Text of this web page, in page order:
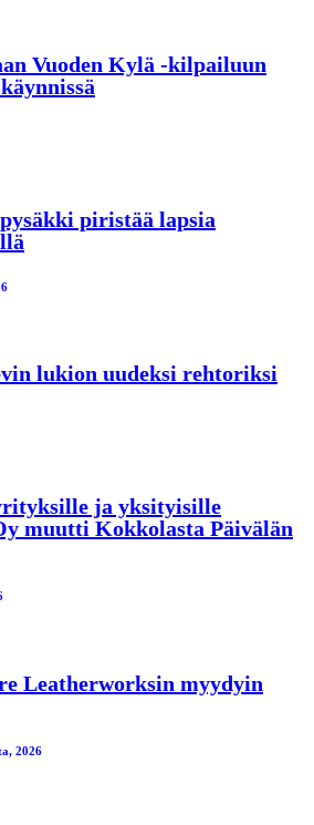
Vuoden Kylä -kilpailuun
piristää lapsia
lukion uudeksi rehtoriksi
ja yksityisille
muutti Kokkolasta Päivälän
Leatherworksin myydyin
2026